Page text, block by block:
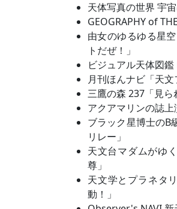
天体写真の世界 宇
GEOGRAPHY of
由女のゆるゆる星
トだぜ！」
ビジュアル天体図鑑
月刊ほんナビ「天文
三鷹の森 237「見ら
アクアマリンの誌
ブラック星博士のB
リレー」
天文台マダムがゆ
尊」
天文学とプラネタ
動！」